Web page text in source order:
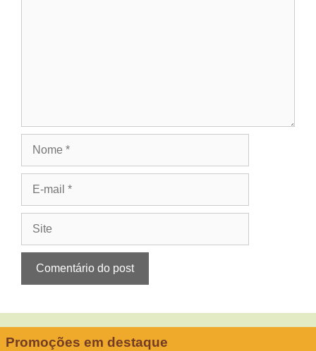
Promoções em destaque